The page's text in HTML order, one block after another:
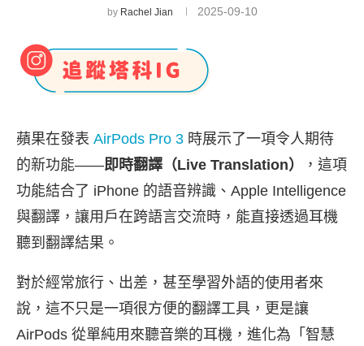
by Rachel Jian 2025-09-10
蘋果在發表 AirPods Pro 3 時展示了一項令人期待
的新功能——即時翻譯（Live Translation）
，這項
功能結合了 iPhone 的語音辨識、Apple Intelligence
與翻譯，讓用戶在跨語言交流時，能直接透過耳機
聽到翻譯結果。
對於經常旅行、出差，甚至學習外語的使用者來
說，這不只是一項很方便的翻譯工具，更是讓
AirPods 從單純用來聽音樂的耳機，進化為「智慧